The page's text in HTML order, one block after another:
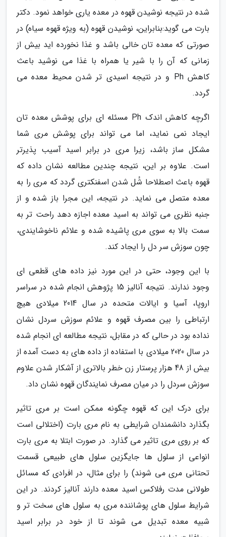
شده در نتیجه نوشیدن قهوه در معده یاری خواهد نمود. دکتر
بارت می گوید:بنابراین، نوشیدن قهوه (به ویژه قهوه سیاه) در
صورتی که معده تان خالی باشد و غذا نخورده اید بیش از
زمانی که آن را با شیر یا همراه با غذا می نوشید باعث
کاهش Ph و در نتیجه اسیدی تر شدن محیط معده می
گردد.
اگرچه کاهش اندک Ph مسئله ای برای پوشش معده تان
ایجاد نمی نماید، اما می تواند برای پوشش مری شما
مشکل ساز باشد، زیرا مری در برابر اسید آسیب پذیرتر
است. علاوه بر این، نتیجه چندین مطالعه نشان داده که
قهوه باعث اصطلاحا شُل شدن اسفنکتری گردد که مری را به
معده متصل می نماید. در نتیجه، این مجرا باز شده و از
جنبه نظری می تواند به اسید معده اجازه دهد راحت تر به
سمت بالا به سوی مری پاشیده شده و علائم ناخوشایندی،
چون سوزش سر دل را ایجاد کند.
با این وجود، حتی در این مورد نیز داده های قطعی ای
وجود ندارند. نتیجه آنالیز 15 پژوهش انجام شده در سراسر
اروپا، آسیا و ایالات متحده در سال 2014 میلادی هیچ
ارتباطی را بین مصرف قهوه و علائم سوزش سردل نشان
نداده بود در حالی که در مقابل، نتیجه مطالعه ای انجام شده
در سال 2020 میلادی با استفاده از داده های به دست آمده از
بیش از 48 هزار پرستار زن خطر بالاتری از آشکار شدن علاوم
سوزش سردل را در میان مصرف نمایندگان قهوه نشان داد.
برای درک این که قهوه چگونه ممکن است بر مری تاثیر
بگذارد دانشمندان شرایطی به نام مری بارت (اختلالی است
که بر روی مری تاثیر می گذارد. در صورت ابتلا به مری بارت
انواعی از سلول ها جایگزین سلول های طبیعی قسمت
تحتانی مری می شوند) را برای مثال، در افرادی که مسائل
طولانی مدت رفلاکس اسید معده دارند آنالیز کردند. در این
شرایط سلول های پوشاننده مری به سلول های سخت تر و
شبیه معده تبدیل می شوند تا از خود در برابر اسید